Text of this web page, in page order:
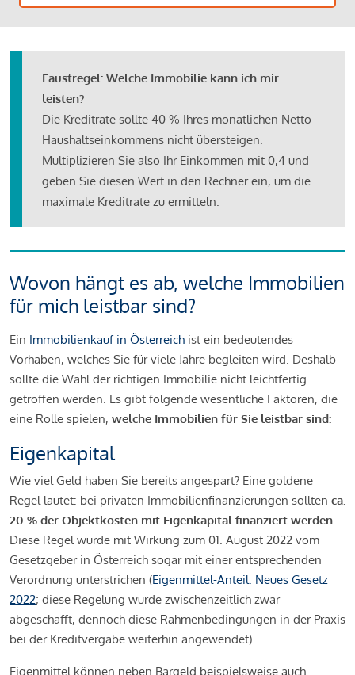
Faustregel: Welche Immobilie kann ich mir
leisten?
Die Kreditrate sollte 40 % Ihres monatlichen Netto-
Haushaltseinkommens nicht übersteigen.
Multiplizieren Sie also Ihr Einkommen mit 0,4 und
geben Sie diesen Wert in den Rechner ein, um die
maximale Kreditrate zu ermitteln.
Wovon hängt es ab, welche Immobilien
für mich leistbar sind?
Ein Immobilienkauf in Österreich ist ein bedeutendes
Vorhaben, welches Sie für viele Jahre begleiten wird. Deshalb
sollte die Wahl der richtigen Immobilie nicht leichtfertig
getroffen werden. Es gibt folgende wesentliche Faktoren, die
eine Rolle spielen, welche Immobilien für Sie leistbar sind:
Eigenkapital
Wie viel Geld haben Sie bereits angespart? Eine goldene
Regel lautet: bei privaten Immobilienfinanzierungen sollten ca.
20 % der Objektkosten mit Eigenkapital finanziert werden.
Diese Regel wurde mit Wirkung zum 01. August 2022 vom
Gesetzgeber in Österreich sogar mit einer entsprechenden
Verordnung unterstrichen (Eigenmittel-Anteil: Neues Gesetz
2022; diese Regelung wurde zwischenzeitlich zwar
abgeschafft, dennoch diese Rahmenbedingungen in der Praxis
bei der Kreditvergabe weiterhin angewendet).
Eigenmittel können neben Bargeld beispielsweise auch